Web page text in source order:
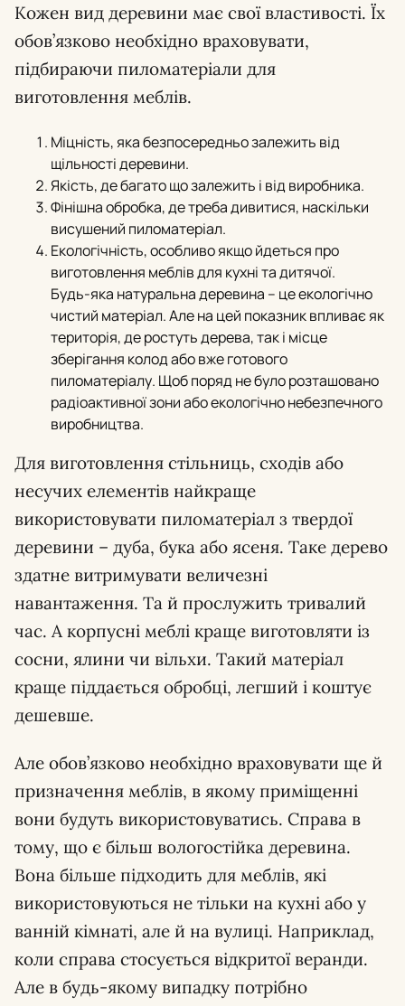
Кожен вид деревини має свої властивості. Їх
обов’язково необхідно враховувати,
підбираючи пиломатеріали для
виготовлення меблів.
Міцність, яка безпосередньо залежить від
щільності деревини.
Якість, де багато що залежить і від виробника.
Фінішна обробка, де треба дивитися, наскільки
висушений пиломатеріал.
Екологічність, особливо якщо йдеться про
виготовлення меблів для кухні та дитячої.
Будь-яка натуральна деревина – це екологічно
чистий матеріал. Але на цей показник впливає як
територія, де ростуть дерева, так і місце
зберігання колод або вже готового
пиломатеріалу. Щоб поряд не було розташовано
радіоактивної зони або екологічно небезпечного
виробництва.
Для виготовлення стільниць, сходів або
несучих елементів найкраще
використовувати пиломатеріал з твердої
деревини – дуба, бука або ясеня. Таке дерево
здатне витримувати величезні
навантаження. Та й прослужить тривалий
час. А корпусні меблі краще виготовляти із
сосни, ялини чи вільхи. Такий матеріал
краще піддається обробці, легший і коштує
дешевше.
Але обов’язково необхідно враховувати ще й
призначення меблів, в якому приміщенні
вони будуть використовуватись. Справа в
тому, що є більш вологостійка деревина.
Вона більше підходить для меблів, які
використовуються не тільки на кухні або у
ванній кімнаті, але й на вулиці. Наприклад,
коли справа стосується відкритої веранди.
Але в будь-якому випадку потрібно